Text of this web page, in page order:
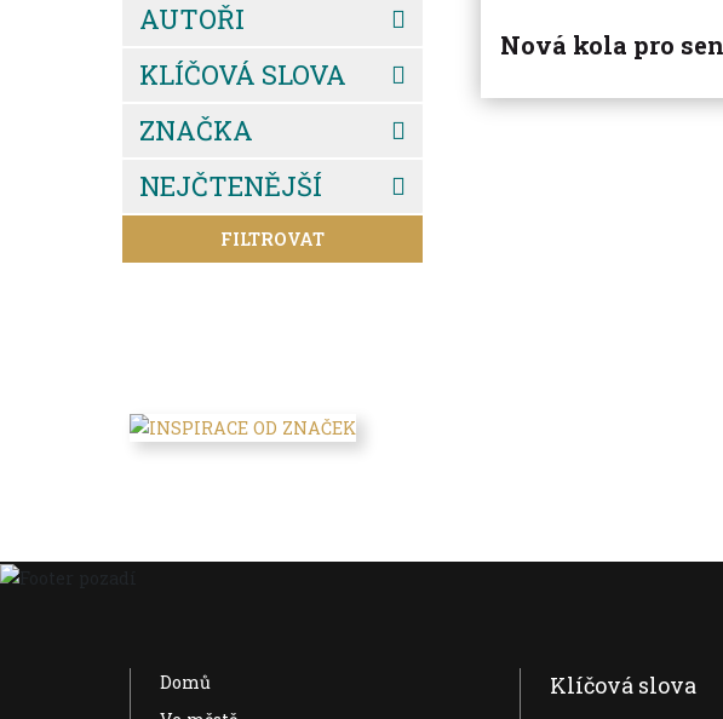
AUTOŘI
KLÍČOVÁ SLOVA
ZNAČKA
NEJČTENĚJŠÍ
FILTROVAT
Nová kola pro
Domů
Klíčová slova